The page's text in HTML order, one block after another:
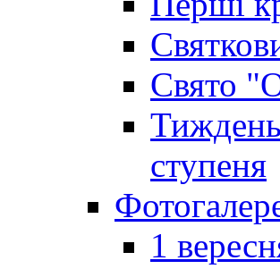
Свято
Тиждень
ступеня
1